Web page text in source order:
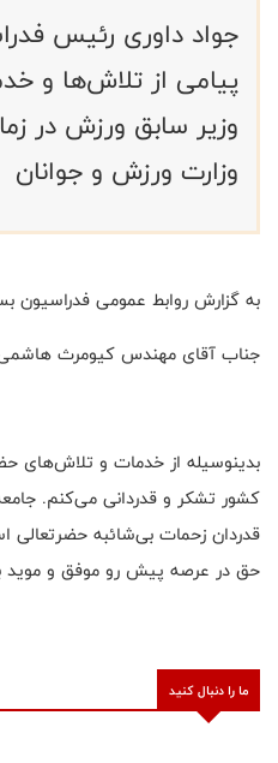
جواد داوری رئیس
پیامی از تلاش‌ها و
وزیر سابق ورزش در
وزارت ورزش و
به گزارش روابط عمومی فدراسیون
جناب آقای مهندس کیومرث
بدینوسیله از خدمات و تلاش‌های
کشور تشکر و قدردانی می‌کنم.
قدردان زحمات بی‌شائبه حضرتعالی
حق در عرصه پیش رو موفق و موید
ما را دنبال کنید